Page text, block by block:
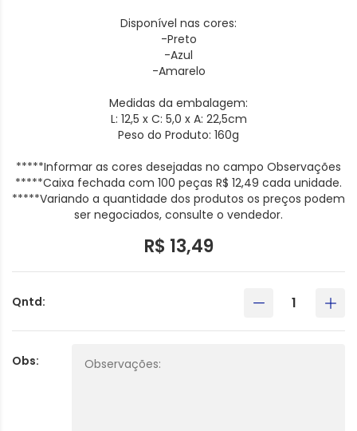
Disponível nas cores:
-Preto
-Azul
-Amarelo
Medidas da embalagem:
L: 12,5 x C: 5,0 x A: 22,5cm
Peso do Produto: 160g
*****Informar as cores desejadas no campo Observações
*****Caixa fechada com 100 peças R$ 12,49 cada unidade.
*****Variando a quantidade dos produtos os preços podem
ser negociados, consulte o vendedor.
R$ 13,49
Qntd:
Obs: